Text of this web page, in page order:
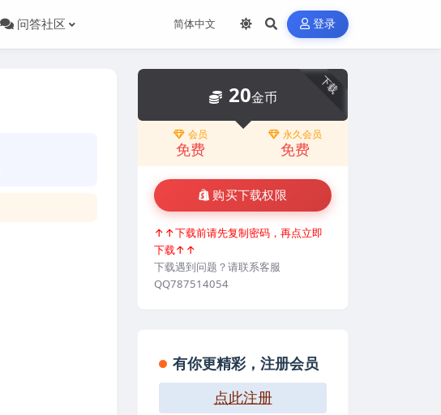
问答社区 登录
下载
20金币
会员
免费
永久会员
免费
购买下载权限
↑↑下载前请先复制密码，再点立即
下载↑↑
下载遇到问题？请联系客服
QQ787514054
有你更精彩，注册会员
点此注册